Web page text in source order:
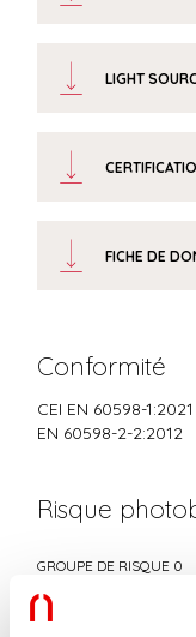
LIGHT
FICHE DE
Conformité
CEI EN 60598-
EN 60598-2-2:2012
Risque
GROUPE DE RISQUE 0
Équipement certifié